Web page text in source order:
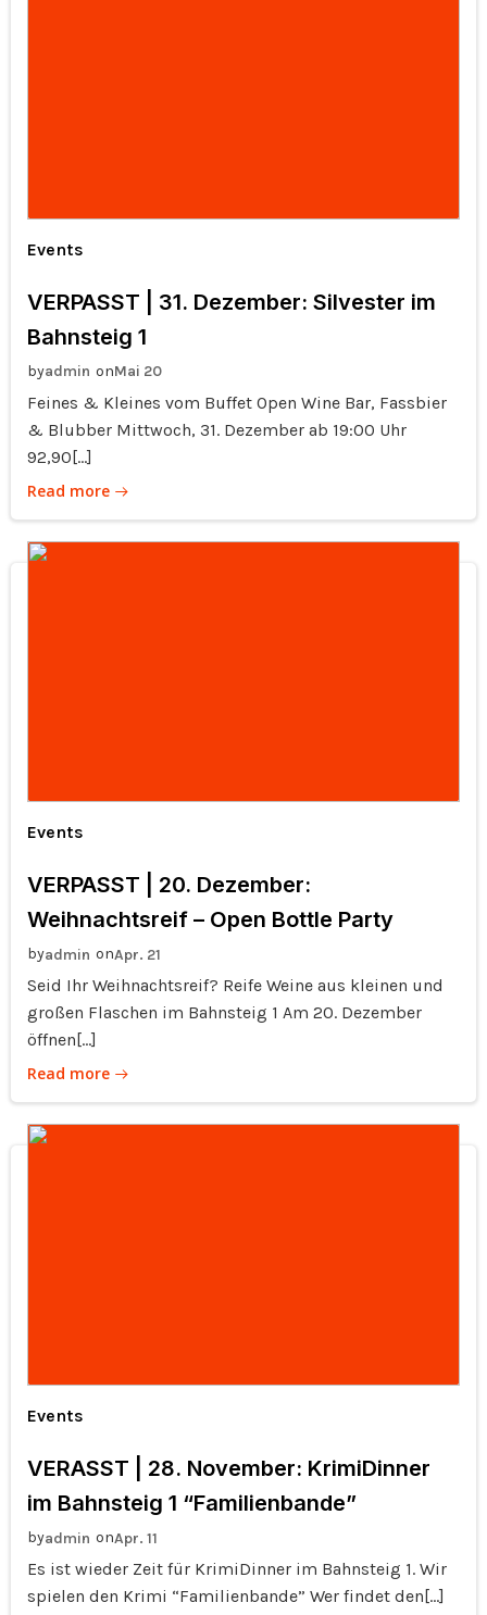
Events
VERPASST | 31. Dezember: Silvester im
Bahnsteig 1
byadmin onMai 20
Feines & Kleines vom Buffet Open Wine Bar, Fassbier
& Blubber Mittwoch, 31. Dezember ab 19:00 Uhr
92,90[…]
Read more
Events
VERPASST | 20. Dezember:
Weihnachtsreif – Open Bottle Party
byadmin onApr. 21
Seid Ihr Weihnachtsreif? Reife Weine aus kleinen und
großen Flaschen im Bahnsteig 1 Am 20. Dezember
öffnen[…]
Read more
Events
VERASST | 28. November: KrimiDinner
im Bahnsteig 1 “Familienbande”
byadmin onApr. 11
Es ist wieder Zeit für KrimiDinner im Bahnsteig 1. Wir
spielen den Krimi “Familienbande” Wer findet den[…]